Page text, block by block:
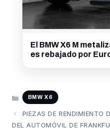
El BMW X6 M
es rebajado por
CATEGORÍAS
BMW X6
PIEZAS DE RENDIMIENTO
DEL AUTOMÓVIL DE